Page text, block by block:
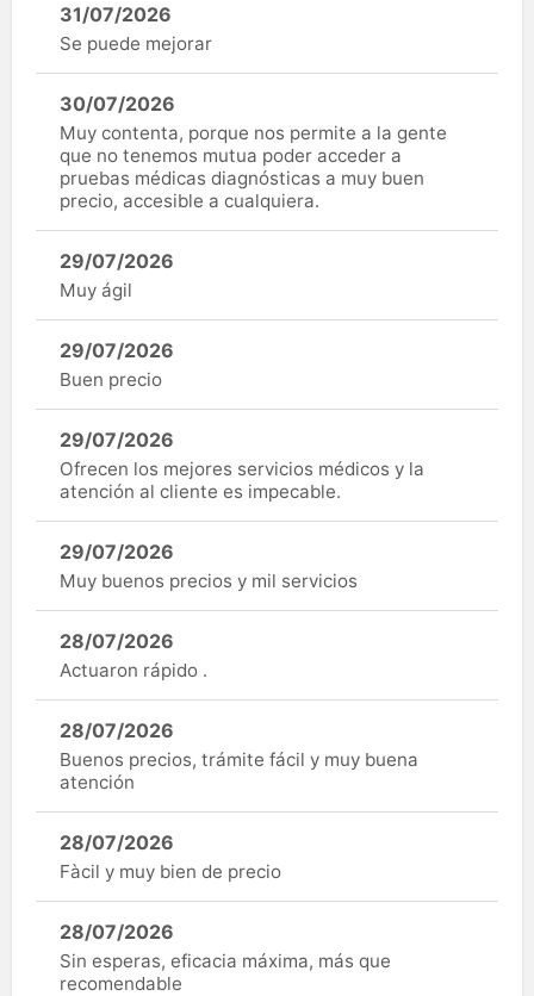
31/07/2026
Se puede mejorar
30/07/2026
Muy contenta, porque nos permite a la gente
que no tenemos mutua poder acceder a
pruebas médicas diagnósticas a muy buen
precio, accesible a cualquiera.
29/07/2026
Muy ágil
29/07/2026
Buen precio
29/07/2026
Ofrecen los mejores servicios médicos y la
atención al cliente es impecable.
29/07/2026
Muy buenos precios y mil servicios
28/07/2026
Actuaron rápido .
28/07/2026
Buenos precios, trámite fácil y muy buena
atención
28/07/2026
Fàcil y muy bien de precio
28/07/2026
Sin esperas, eficacia máxima, más que
recomendable